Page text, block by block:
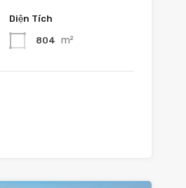
Diện Tích
804 m²